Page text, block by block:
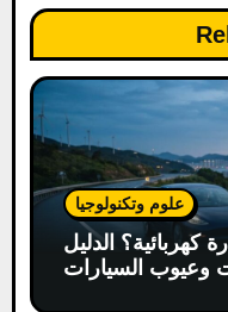
o
n
علوم وتكنولوجيا
الدليل
وعيوب السيارات